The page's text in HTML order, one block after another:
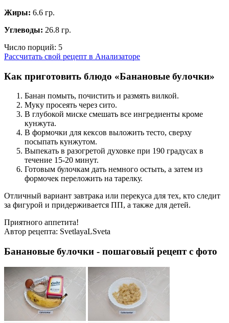
Жиры: 6.6 гр.
Углеводы: 26.8 гр.
Число порций: 5
Рассчитать свой рецепт в Анализаторе
Как приготовить блюдо «Банановые булочки»
Банан помыть, почистить и размять вилкой.
Муку просеять через сито.
В глубокой миске смешать все ингредиенты кроме
кунжута.
В формочки для кексов выложить тесто, сверху
посыпать кунжутом.
Выпекать в разогретой духовке при 190 градусах в
течение 15-20 минут.
Готовым булочкам дать немного остыть, а затем из
формочек переложить на тарелку.
Отличный вариант завтрака или перекуса для тех, кто следит
за фигурой и придерживается ПП, а также для детей.
Приятного аппетита!
Автор рецепта: SvetlayaLSveta
Банановые булочки - пошаговый рецепт с фото